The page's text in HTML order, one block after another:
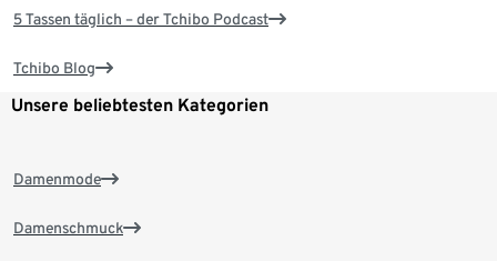
5 Tassen täglich – der Tchibo Podcast
Tchibo Blog
Unsere beliebtesten Kategorien
Damenmode
Damenschmuck